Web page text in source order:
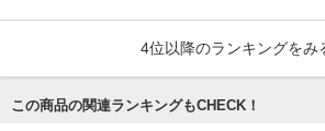
4位以降のランキングをみ
この商品の関連ランキングもCHECK！